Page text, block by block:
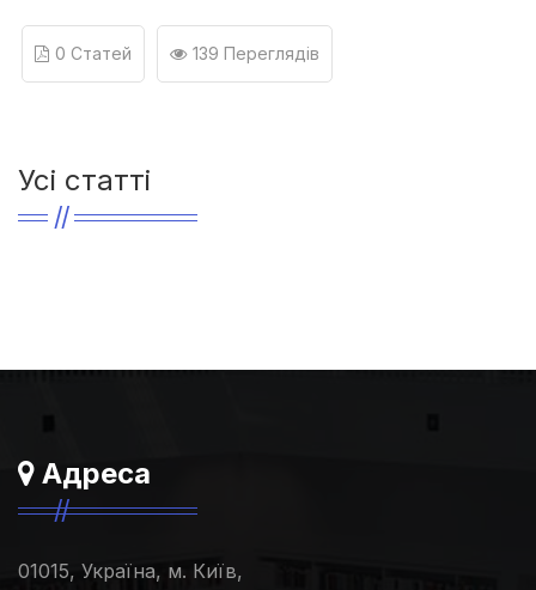
0 Статей 139 Переглядів
Усі статті
Адреса
01015, Україна, м. Київ,